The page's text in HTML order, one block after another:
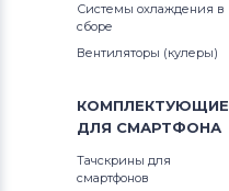
Системы охлаждения в
сборе
Вентиляторы (кулеры)
КОМПЛЕКТУЮЩИЕ
ДЛЯ СМАРТФОНА
Тачскрины для
смартфонов